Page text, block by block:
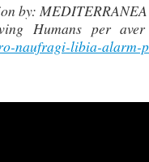
by: MEDITERRANEA
Humans per
naufragi-libia-alarm-